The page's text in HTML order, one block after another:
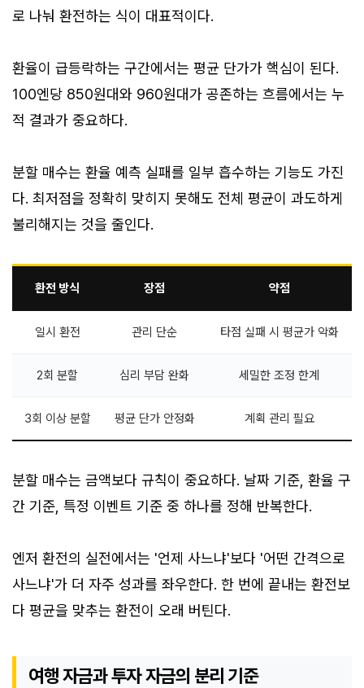
로 나눠 환전하는 식이 대표적이다.
환율이 급등락하는 구간에서는 평균 단가가 핵심이 된다.
100엔당 850원대와 960원대가 공존하는 흐름에서는 누
적 결과가 중요하다.
분할 매수는 환율 예측 실패를 일부 흡수하는 기능도 가진
다. 최저점을 정확히 맞히지 못해도 전체 평균이 과도하게
불리해지는 것을 줄인다.
환전 방식 장점 약점
일시 환전 관리 단순 타점 실패 시 평균가 악화
2회 분할 심리 부담 완화 세밀한 조정 한계
3회 이상 분할 평균 단가 안정화 계획 관리 필요
분할 매수는 금액보다 규칙이 중요하다. 날짜 기준, 환율 구
간 기준, 특정 이벤트 기준 중 하나를 정해 반복한다.
엔저 환전의 실전에서는 '언제 사느냐'보다 '어떤 간격으로
사느냐'가 더 자주 성과를 좌우한다. 한 번에 끝내는 환전보
다 평균을 맞추는 환전이 오래 버틴다.
여행 자금과 투자 자금의 분리 기준